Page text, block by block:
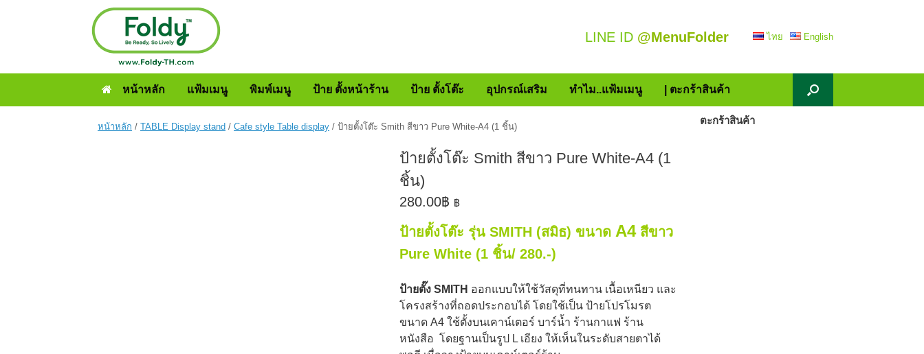
LINE ID @MenuFolder ไทย English
หน้าหลัก แฟ้มเมนู พิมพ์เมนู ป้าย ตั้งหน้าร้าน ป้าย ตั้งโต๊ะ อุปกรณ์เสริม ทำไม..แฟ้มเมนู | ตะกร้าสินค้า
หน้าหลัก / TABLE Display stand / Cafe style Table display / ป้ายตั้งโต๊ะ Smith สีขาว Pure White-A4 (1 ชิ้น)
ป้ายตั้งโต๊ะ Smith สีขาว Pure White-A4 (1
ชิ้น)
280.00฿ ฿
ป้ายตั้งโต๊ะ รุ่น SMITH (สมิธ) ขนาด A4สีขาว
Pure White (1 ชิ้น/ 280.-)
ป้ายตั๊ง SMITH ออกแบบให้ใช้วัสดุที่ทนทาน เนื้อเหนียว และ
โครงสร้างที่ถอดประกอบได้ โดยใช้เป็น ป้ายโปรโมรต
ขนาด A4 ใช้ตั้งบนเคาน์เตอร์ บาร์น้ำ ร้านกาแฟ ร้าน
หนังสือ โดยฐานเป็นรูป L เอียง ให้เห็นในระดับสายตาได้
ตะกร้าสินค้า